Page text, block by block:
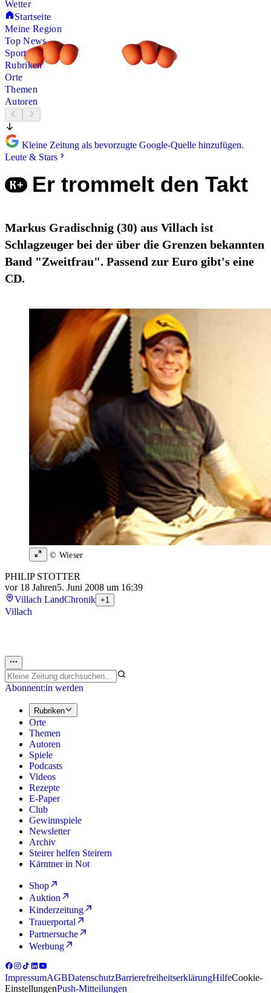
Wetter
Startseite
Meine Region
Top News
Sport
Rubriken
Orte
Themen
Autoren
Kleine Zeitung als bevorzugte Google-Quelle hinzufügen.
Leute & Stars
Er trommelt den Takt
Markus Gradischnig (30) aus Villach ist
Schlagzeuger bei der über die Grenzen bekannten
Band "Zweitfrau". Passend zur Euro gibt's eine
CD.
© Wieser
PHILIP STOTTER
vor 18 Jahren5. Juni 2008 um 16:39
Villach LandChronik +1
Villach
Abonnent:in werden
Rubriken
Orte
Themen
Autoren
Spiele
Podcasts
Videos
Rezepte
E-Paper
Club
Gewinnspiele
Newsletter
Archiv
Steirer helfen Steirern
Kärntner in Not
Shop
Auktion
Kinderzeitung
Trauerportal
Partnersuche
Werbung
ImpressumAGBDatenschutzBarrierefreiheitserklärungHilfeCookie-
EinstellungenPush-Mitteilungen